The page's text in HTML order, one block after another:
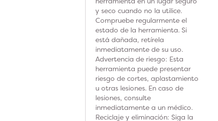
y seco cuando no la utilice.
Compruebe regularmente el
estado de la herramienta. Si
está dañada, retírela
inmediatamente de su uso.
Advertencia de riesgo: Esta
herramienta puede presentar
riesgo de cortes, aplastamiento
u otras lesiones. En caso de
lesiones, consulte
inmediatamente a un médico.
Reciclaje y eliminación: Siga la